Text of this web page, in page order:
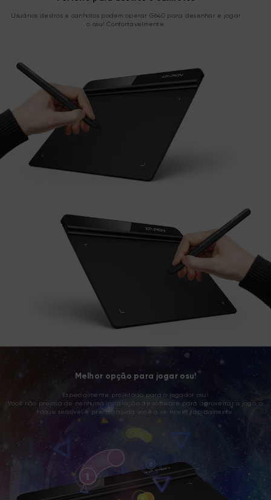
Usuários destros e canhotos podem operar G640 para desenhar e jogar
o osu! Confortavelmente.
Melhor opção para jogar osu!
Especialmente projetado para o jogador osu!
Você não precisa de nenhuma instalação de software para aproveitar o jogo, o
toque sensível e preciso ajuda você a se mover rapidamente.